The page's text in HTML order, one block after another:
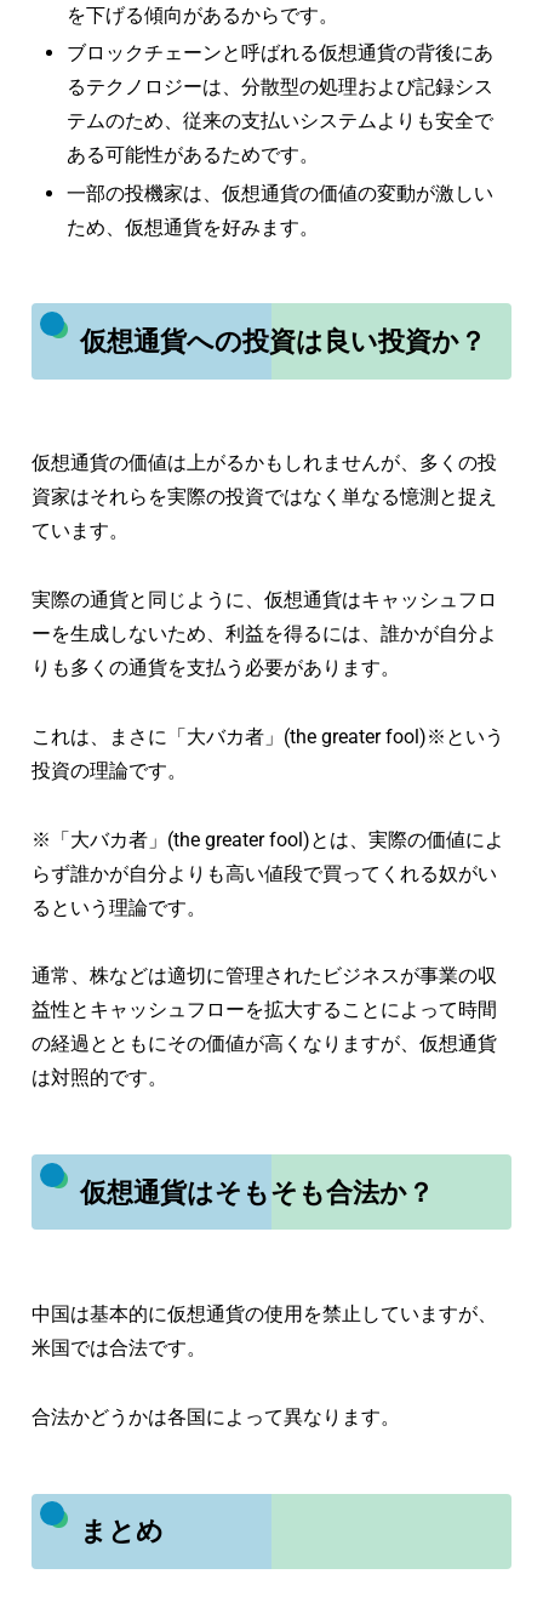
を下げる傾向があるからです。
ブロックチェーンと呼ばれる仮想通貨の背後にあ
るテクノロジーは、分散型の処理および記録シス
テムのため、従来の支払いシステムよりも安全で
ある可能性があるためです。
一部の投機家は、仮想通貨の価値の変動が激しい
ため、仮想通貨を好みます。
仮想通貨への投資は良い投資か？
仮想通貨の価値は上がるかもしれませんが、多くの投
資家はそれらを実際の投資ではなく単なる憶測と捉え
ています。
実際の通貨と同じように、仮想通貨はキャッシュフロ
ーを生成しないため、利益を得るには、誰かが自分よ
りも多くの通貨を支払う必要があります。
これは、まさに「大バカ者」(the greater fool)※という
投資の理論です。
※「大バカ者」(the greater fool)とは、実際の価値によ
らず誰かが自分よりも高い値段で買ってくれる奴がい
るという理論です。
通常、株などは適切に管理されたビジネスが事業の収
益性とキャッシュフローを拡大することによって時間
の経過とともにその価値が高くなりますが、仮想通貨
は対照的です。
仮想通貨はそもそも合法か？
中国は基本的に仮想通貨の使用を禁止していますが、
米国では合法です。
合法かどうかは各国によって異なります。
まとめ